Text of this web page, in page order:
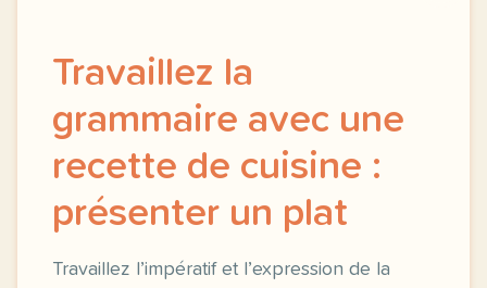
Travaillez la
grammaire avec une
recette de cuisine :
présenter un plat
Travaillez l’impératif et l’expression de la